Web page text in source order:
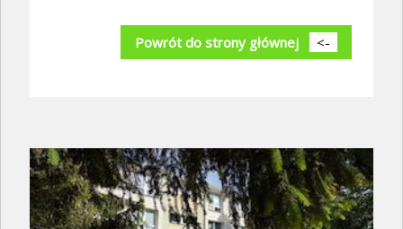
Powrót do strony głównej <-